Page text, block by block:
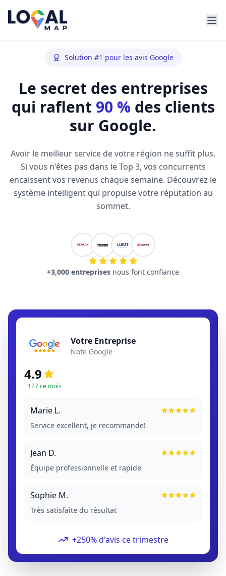
Solution #1 pour les avis Google
Le secret des entreprises
qui raflent 90 % des clients
sur Google.
Avoir le meilleur service de votre région ne suffit plus.
Si vous n'êtes pas dans le Top 3, vos concurrents
encaissent vos revenus chaque semaine. Découvrez le
système intelligent qui propulse votre réputation au
sommet.
+3,000 entreprises nous font confiance
Votre Entreprise
Note Google
4.9
+127 ce mois
Marie L.
Service excellent, je recommande!
Jean D.
Équipe professionnelle et rapide
Sophie M.
Très satisfaite du résultat
+250% d'avis ce trimestre